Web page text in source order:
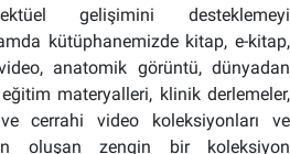
gelişimini desteklemeyi
kütüphanemizde kitap, e-kitap,
anatomik görüntü, dünyadan
materyalleri, klinik derlemeler,
cerrahi video koleksiyonları ve
oluşan zengin bir koleksiyon